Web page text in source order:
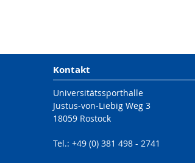
Kontakt
Universitätssporthalle
Justus-von-Liebig Weg 3
18059 Rostock
Tel.: +49 (0) 381 498 - 2741